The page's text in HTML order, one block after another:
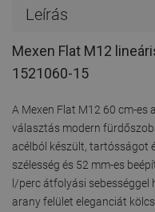
Leírás
Mexen Flat M12
1521060-15
A Mexen Flat M12 60 cm-es
választás modern
acélból készült, tartósságot
szélesség és 52 mm-es
l/perc átfolyási
arany felület eleganciát